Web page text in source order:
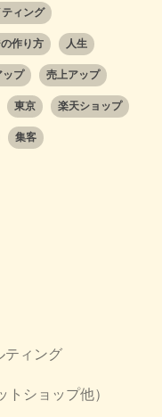
ティング
作り方 人生
ップ 売上アップ
東京 楽天ショップ
集客
ティング
ショップ他）